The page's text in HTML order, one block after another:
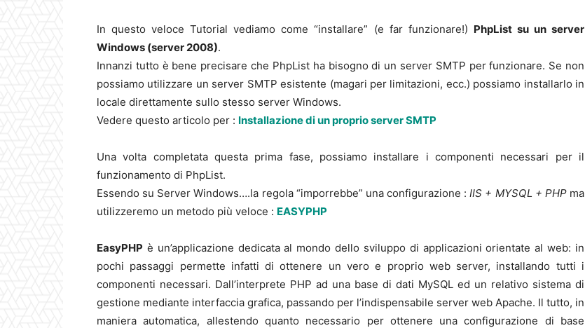
In questo veloce Tutorial vediamo come “installare” (e far funzionare!) PhpList su un server
Windows (server 2008).
Innanzi tutto è bene precisare che PhpList ha bisogno di un server SMTP per funzionare. Se non
possiamo utilizzare un server SMTP esistente (magari per limitazioni, ecc.) possiamo installarlo in
locale direttamente sullo stesso server Windows.
Vedere questo articolo per : Installazione di un proprio server SMTP
Una volta completata questa prima fase, possiamo installare i componenti necessari per il
funzionamento di PhpList.
Essendo su Server Windows….la regola “imporrebbe” una configurazione :IIS + MYSQL + PHPma
utilizzeremo un metodo più veloce : EASYPHP
EasyPHP è un’applicazione dedicata al mondo dello sviluppo di applicazioni orientate al web: in
pochi passaggi permette infatti di ottenere un vero e proprio web server, installando tutti i
componenti necessari. Dall’interprete PHP ad una base di dati MySQL ed un relativo sistema di
gestione mediante interfaccia grafica, passando per l’indispensabile server web Apache. Il tutto, in
maniera automatica, allestendo quanto necessario per ottenere una configurazione di base